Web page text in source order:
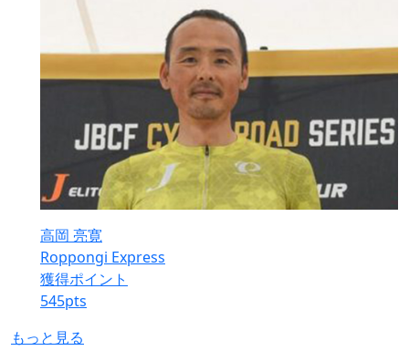
高岡 亮寛
Roppongi Express
獲得ポイント
545pts
もっと見る